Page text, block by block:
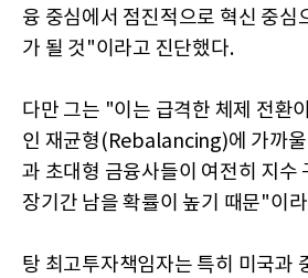
융 중심에서 점진적으로 혁신 중심
가 될 것"이라고 진단했다.
다만 그는 "이는 급격한 체제 전환
인 재균형(Rebalancing)에 가까
과 초대형 금융사들이 여전히 지수
장기간 남을 확률이 높기 때문"이
탕 최고투자책임자는 특히 미국과